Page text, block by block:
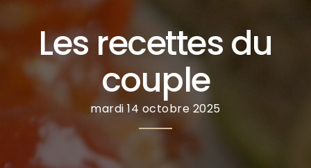
Les recettes du
couple
mardi 14 octobre 2025